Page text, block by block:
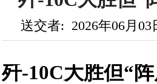
送交者: 2026年06月
歼-10C大胜但“